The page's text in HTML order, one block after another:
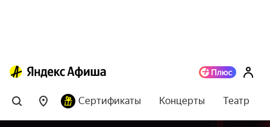
Сертификаты Концерты Театр